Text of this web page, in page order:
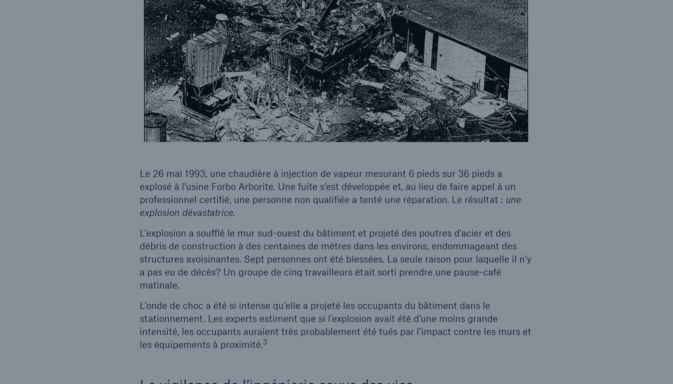
© HSB Canada
Le 26 mai 1993, une chaudière à injection de vapeur mesurant 6 pieds sur 36 pieds a
explosé à l’usine Forbo Arborite. Une fuite s’est développée et, au lieu de faire appel à un
professionnel certifié, une personne non qualifiée a tenté une réparation. Le résultat : une
explosion dévastatrice.
L’explosion a soufflé le mur sud-ouest du bâtiment et projeté des poutres d’acier et des
débris de construction à des centaines de mètres dans les environs, endommageant des
structures avoisinantes. Sept personnes ont été blessées. La seule raison pour laquelle il n’y
a pas eu de décès? Un groupe de cinq travailleurs était sorti prendre une pause-café
matinale.
L’onde de choc a été si intense qu’elle a projeté les occupants du bâtiment dans le
stationnement. Les experts estiment que si l’explosion avait été d’une moins grande
intensité, les occupants auraient très probablement été tués par l’impact contre les murs et
les équipements à proximité.3